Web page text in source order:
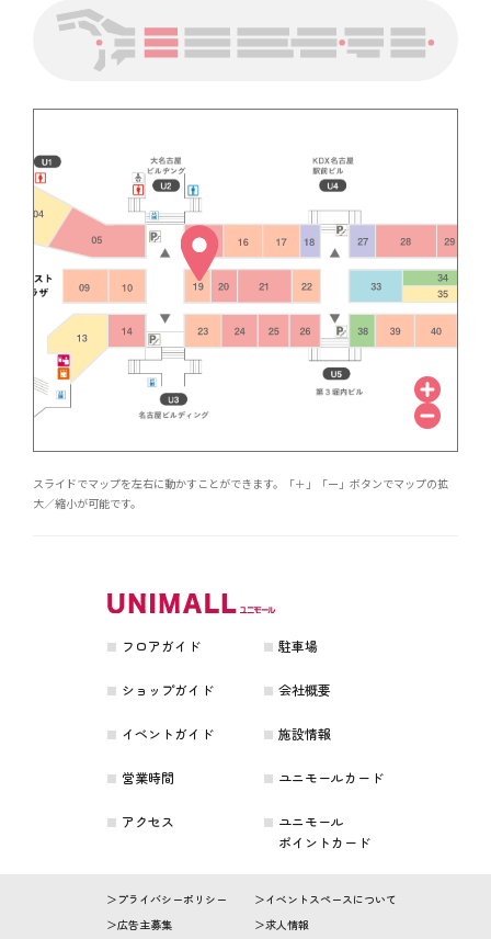
スライドでマップを左右に動かすことができます。「＋」「ー」ボタンでマップの拡
大／縮小が可能です。
フロアガイド
アクセス
ユニモールカード
ショップガイド
駐車場
ユニモール
ポイントカード
イベントガイド
会社概要
営業時間
施設情報
プライバシーポリシー
イベントスペースについて
広告主募集
求人情報